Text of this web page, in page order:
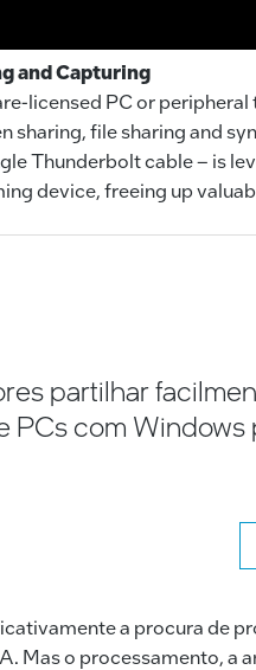
and Capturing
licensed PC or
file sharing and
Thunderbolt cable – is
device, freeing up
partilhar
PCs com Windows
a procura de
Mas o processamento, a